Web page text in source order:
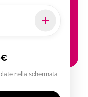
nella schermata